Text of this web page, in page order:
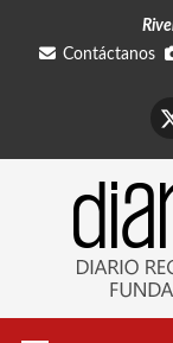
Contáctanos